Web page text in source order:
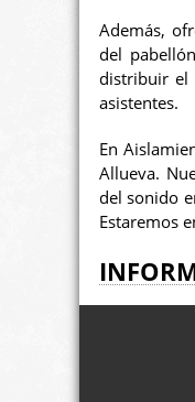
Además,
del
distribuir el
asistentes.
En
Allueva.
del sonido
Estaremos